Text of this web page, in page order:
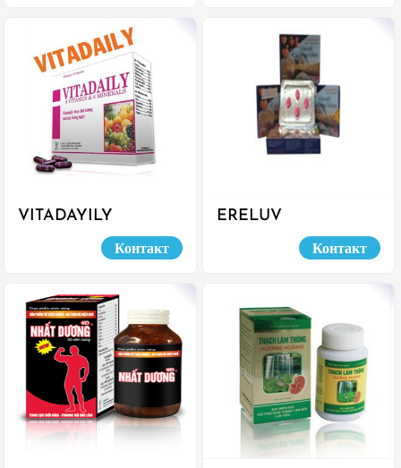
VITADAYILY
Контакт
ERELUV
Контакт